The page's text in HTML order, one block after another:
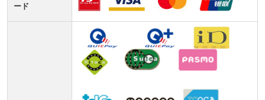
ード